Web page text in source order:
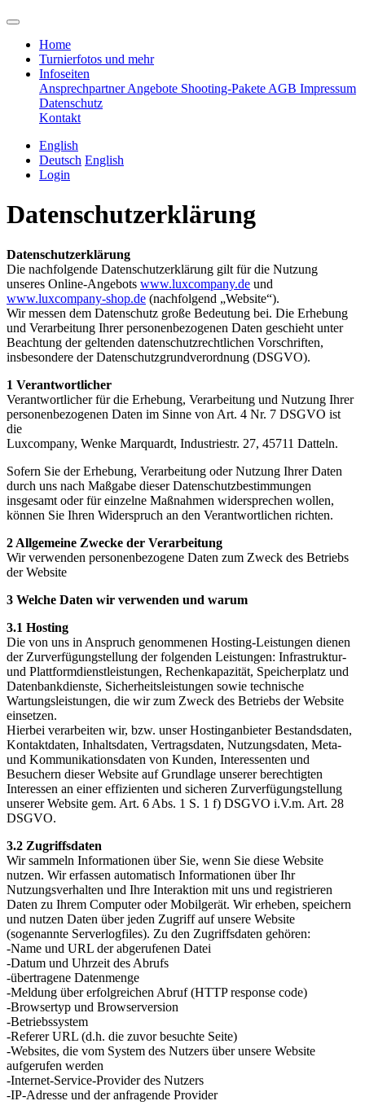
Home
Turnierfotos und mehr
Infoseiten
AnsprechpartnerAngebote Shooting-Pakete AGB Impressum
Datenschutz
Kontakt
English
Deutsch English
Login
Datenschutzerklärung
Datenschutzerklärung
Die nachfolgende Datenschutzerklärung gilt für die Nutzung
unseres Online-Angebots www.luxcompany.de und
www.luxcompany-shop.de (nachfolgend „Website“).
Wir messen dem Datenschutz große Bedeutung bei. Die Erhebung
und Verarbeitung Ihrer personenbezogenen Daten geschieht unter
Beachtung der geltenden datenschutzrechtlichen Vorschriften,
insbesondere der Datenschutzgrundverordnung (DSGVO).
1 Verantwortlicher
Verantwortlicher für die Erhebung, Verarbeitung und Nutzung Ihrer
personenbezogenen Daten im Sinne von Art. 4 Nr. 7 DSGVO ist
die
Luxcompany, Wenke Marquardt, Industriestr. 27, 45711 Datteln.
Sofern Sie der Erhebung, Verarbeitung oder Nutzung Ihrer Daten
durch uns nach Maßgabe dieser Datenschutzbestimmungen
insgesamt oder für einzelne Maßnahmen widersprechen wollen,
können Sie Ihren Widerspruch an den Verantwortlichen richten.
2 Allgemeine Zwecke der Verarbeitung
Wir verwenden personenbezogene Daten zum Zweck des Betriebs
der Website
3 Welche Daten wir verwenden und warum
3.1 Hosting
Die von uns in Anspruch genommenen Hosting-Leistungen dienen
der Zurverfügungstellung der folgenden Leistungen: Infrastruktur-
und Plattformdienstleistungen, Rechenkapazität, Speicherplatz und
Datenbankdienste, Sicherheitsleistungen sowie technische
Wartungsleistungen, die wir zum Zweck des Betriebs der Website
einsetzen.
Hierbei verarbeiten wir, bzw. unser Hostinganbieter Bestandsdaten,
Kontaktdaten, Inhaltsdaten, Vertragsdaten, Nutzungsdaten, Meta-
und Kommunikationsdaten von Kunden, Interessenten und
Besuchern dieser Website auf Grundlage unserer berechtigten
Interessen an einer effizienten und sicheren Zurverfügungstellung
unserer Website gem. Art. 6 Abs. 1 S. 1 f) DSGVO i.V.m. Art. 28
DSGVO.
3.2 Zugriffsdaten
Wir sammeln Informationen über Sie, wenn Sie diese Website
nutzen. Wir erfassen automatisch Informationen über Ihr
Nutzungsverhalten und Ihre Interaktion mit uns und registrieren
Daten zu Ihrem Computer oder Mobilgerät. Wir erheben, speichern
und nutzen Daten über jeden Zugriff auf unsere Website
(sogenannte Serverlogfiles). Zu den Zugriffsdaten gehören:
-Name und URL der abgerufenen Datei
-Datum und Uhrzeit des Abrufs
-übertragene Datenmenge
-Meldung über erfolgreichen Abruf (HTTP response code)
-Browsertyp und Browserversion
-Betriebssystem
-Referer URL (d.h. die zuvor besuchte Seite)
-Websites, die vom System des Nutzers über unsere Website
aufgerufen werden
-Internet-Service-Provider des Nutzers
-IP-Adresse und der anfragende Provider